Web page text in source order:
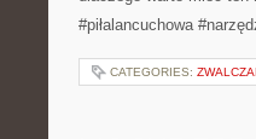
#piłalancuchowa
CATEGORIES: